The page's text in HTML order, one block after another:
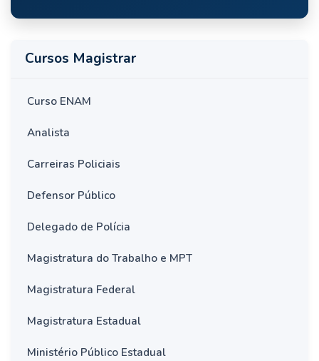
Cursos Magistrar
Curso ENAM
Analista
Carreiras Policiais
Defensor Público
Delegado de Polícia
Magistratura do Trabalho e MPT
Magistratura Federal
Magistratura Estadual
Ministério Público Estadual